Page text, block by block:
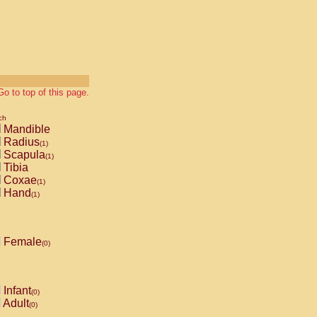
to top of this page.
Mandible
Radius(1)
Scapula(1)
Tibia
Coxae(1)
Hand(1)
Female(0)
Infant(0)
Adult(0)